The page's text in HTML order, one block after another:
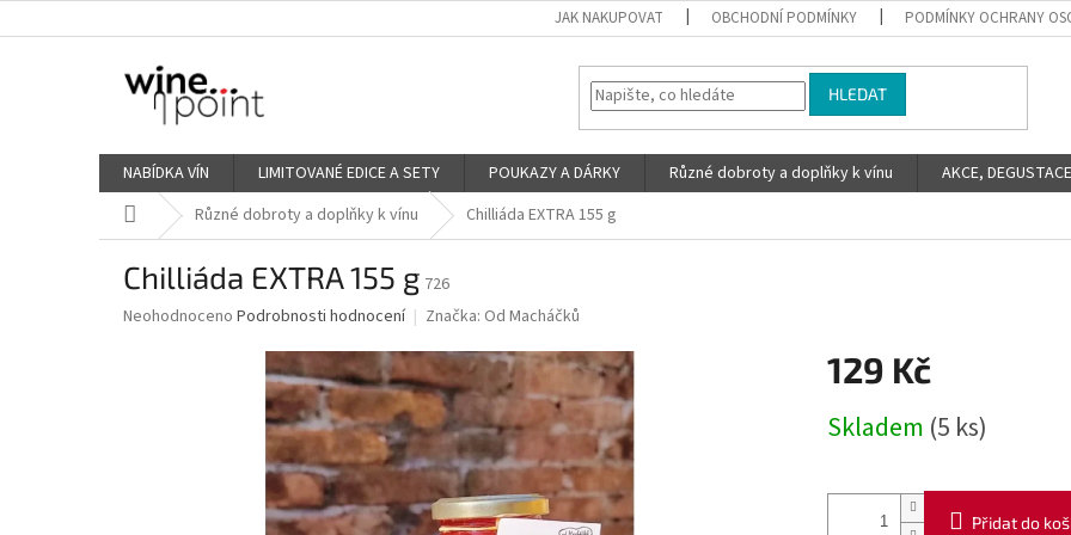
na
JAK NAKUPOVAT OBCHODNÍ PODMÍNKY PODMÍNKY OCHRANY
HLEDAT
NABÍDKA VÍN LIMITOVANÉ EDICE A SETY POUKAZY A DÁRKY Různé dobroty a doplňky k vínu AKCE,
Domů Různé dobroty a doplňky k vínu Chilliáda EXTRA 155 g
Chilliáda EXTRA 155 g 726
Průměrné
Neohodnoceno Podrobnosti hodnocení Značka: Od Macháčků
129 Kč
cena:
Skladem (5 ks)
Přidat do